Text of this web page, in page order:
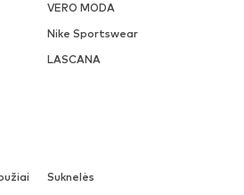
VERO MODA
Nike Sportswear
LASCANA
Suknelės